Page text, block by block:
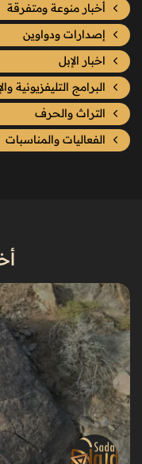
أخبار منوعة ومتفرقة
إصدارات ودواوين
اخبار الإبل
البرامج التليفزيونية
التراث والحرف
الفعاليات والمناسبات